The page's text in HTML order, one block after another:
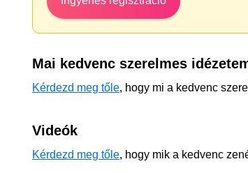
Mai kedvenc szerelmes
Kérdezd meg tőle, hogy mi a kedvenc
Videók
Kérdezd meg tőle, hogy mik a kedvenc